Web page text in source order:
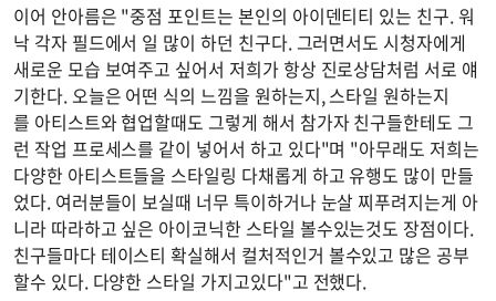
이어 안아름은 "중점 포인트는 본인의 아이덴티티 있는 친구. 워
낙 각자 필드에서 일 많이 하던 친구다. 그러면서도 시청자에게
새로운 모습 보여주고 싶어서 저희가 항상 진로상담처럼 서로 얘
기한다. 오늘은 어떤 식의 느낌을 원하는지, 스타일 원하는지
를 아티스트와 협업할때도 그렇게 해서 참가자 친구들한테도 그
런 작업 프로세스를 같이 넣어서 하고 있다"며 "아무래도 저희는
다양한 아티스트들을 스타일링 다채롭게 하고 유행도 많이 만들
었다. 여러분들이 보실때 너무 특이하거나 눈살 찌푸려지는게 아
니라 따라하고 싶은 아이코닉한 스타일 볼수있는것도 장점이다.
친구들마다 테이스티 확실해서 컬처적인거 볼수있고 많은 공부
할수 있다. 다양한 스타일 가지고있다"고 전했다.